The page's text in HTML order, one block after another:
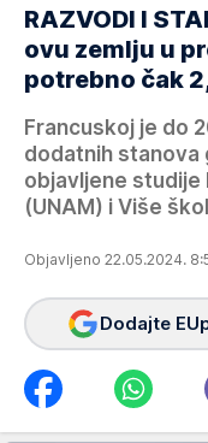
RAZVODI I
ovu zemlju u
potrebno čak
Francuskoj je do
dodatnih stanova
objavljene studije
(UNAM) i Više
Objavljeno 22.05.2024.
Dodajte